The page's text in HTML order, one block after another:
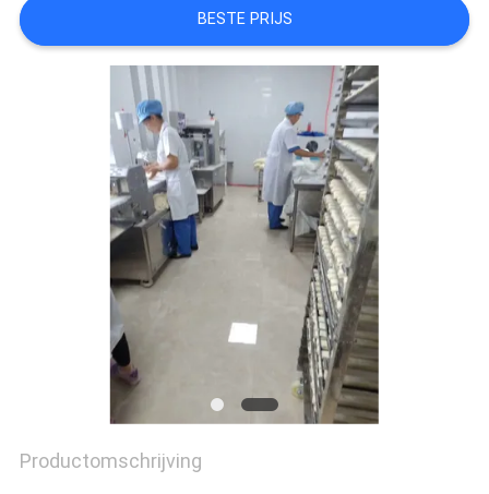
VRAAG
EEN
SITEMAP
PRIVACY
BESTE PRIJS
Productomschrijving